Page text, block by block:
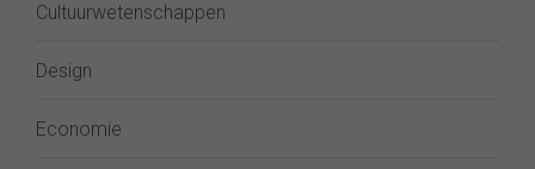
Cultuurwetenschappen
Design
Economie